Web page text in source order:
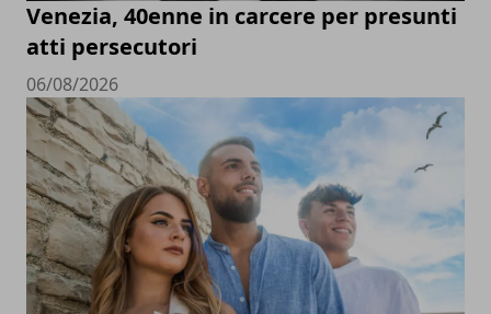
Venezia, 40enne in carcere per presunti
atti persecutori
06/08/2026